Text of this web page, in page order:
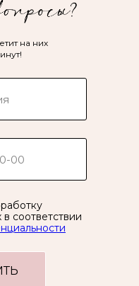
соответствии
на них